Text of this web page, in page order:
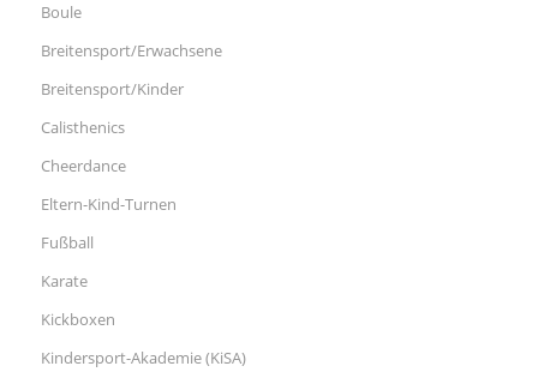
Boule
Breitensport/Erwachsene
Breitensport/Kinder
Calisthenics
Cheerdance
Eltern-Kind-Turnen
Fußball
Karate
Kickboxen
Kindersport-Akademie (KiSA)